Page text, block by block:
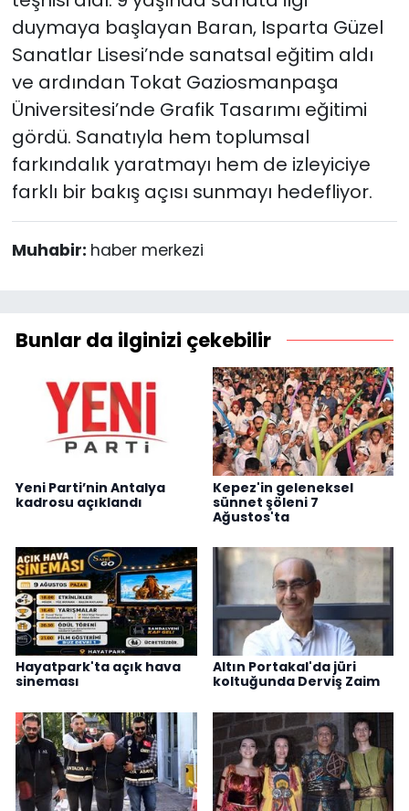
duymaya başlayan Baran, Isparta Güzel
Sanatlar Lisesi’nde sanatsal eğitim aldı
ve ardından Tokat Gaziosmanpaşa
Üniversitesi’nde Grafik Tasarımı eğitimi
gördü. Sanatıyla hem toplumsal
farkındalık yaratmayı hem de izleyiciye
farklı bir bakış açısı sunmayı hedefliyor.
Muhabir: haber merkezi
Bunlar da ilginizi çekebilir
Yeni Parti’nin Antalya
kadrosu açıklandı
Kepez'in geleneksel
sünnet şöleni 7
Ağustos'ta
Hayatpark'ta açık hava
sineması
Altın Portakal'da jüri
koltuğunda Derviş Zaim